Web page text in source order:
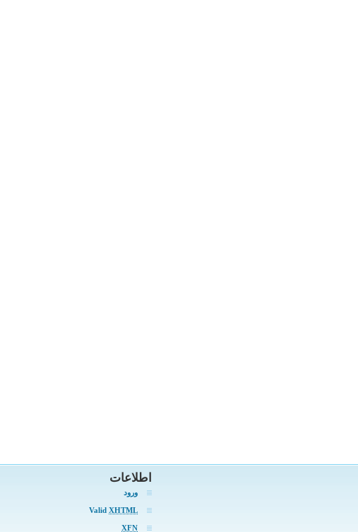
اطلاعات
ورود
Valid XHTML
XFN